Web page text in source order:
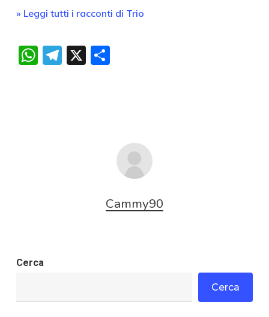
» Leggi tutti i racconti di Trio
WhatsApp
Telegram
X Condividi
Cammy90
Cerca
Cerca